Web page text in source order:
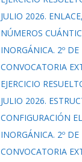
JULIO 2026.
NÚMEROS
INORGÁNICA. 2º
CONVOCATORIA
EJERCICIO
JULIO 2026.
CONFIGURACIÓN
INORGÁNICA. 2º
CONVOCATORIA